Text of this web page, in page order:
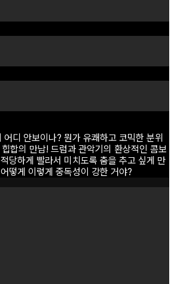
어디 안보이나? 뭔가 유쾌하고 코믹한 분위
힙합의 만남! 드럼과 관악기의 환상적인 콤보
적당하게 빨라서 미치도록 춤을 추고 싶게 만
어떻게 이렇게 중독성이 강한 거야?